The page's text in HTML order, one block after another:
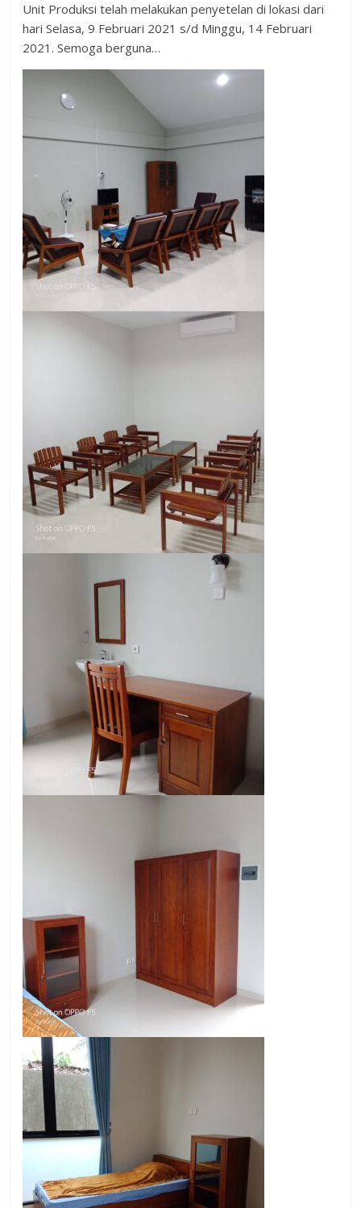
Unit Produksi telah melakukan penyetelan di lokasi dari
hari Selasa, 9 Februari 2021 s/d Minggu, 14 Februari
2021. Semoga berguna…